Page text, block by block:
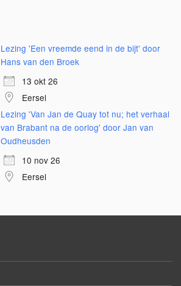
Lezing 'Een vreemde eend in de bijt' door
Hans van den Broek
13 okt 26
Eersel
Lezing 'Van Jan de Quay tot nu; het verhaal
van Brabant na de oorlog' door Jan van
Oudheusden
10 nov 26
Eersel